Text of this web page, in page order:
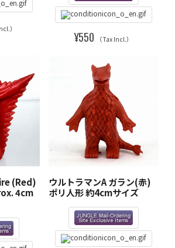
）
¥550 （Tax Incl.）
(Red)
4cm
ウルトラマンA ガラン(赤)
ポリ人形 約4cmサイズ